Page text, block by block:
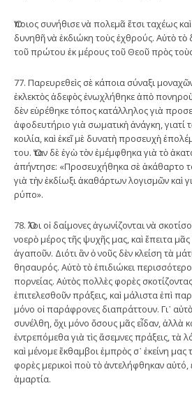
Ὅποιος συνήθισε νὰ πολεμᾶ ἔτσι ταχέως
δυνηθῆ νὰ ἐκδιώκη τοὺς ἐχθρούς. Αὐτὸ τὸ
τοῦ πρώτου ἐκ μέρους τοῦ Θεοῦ πρὸς
77. Παρευρεθεὶς σὲ κάποια σύναξι
ἐκλεκτὸς ἀδεφὸς ἐνωχλήθηκε ἀπὸ
δὲν εὑρέθηκε τόπος κατάλληλος γιὰ
ἀφοδευτήριο γιὰ σωματικὴ ἀνάγκη, γιατί
κοιλία, καὶ ἐκεῖ μὲ δυνατὴ προσευχὴ
του. Ὅταν δὲ ἐγὼ τὸν ἐμέμφθηκα γιὰ τὸ
ἀπήντησε: «Προσευχήθηκα σὲ ἀκάθαρτο
γιὰ τὴν ἐκδίωξι ἀκαθάρτων λογισμῶν καὶ
ρύπο».
78. Ὅλοι οἱ δαίμονες ἀγωνίζονται νὰ
νοερὸ μέρος τῆς ψυχῆς μας, καὶ ἔπειτα
ἀγαποῦν. Διότι ἂν ὁ νοῦς δὲν κλείση τὰ
θησαυρός. Αὐτὸ τὸ ἐπιδιώκει
πορνείας. Αὐτὸς πολλὲς φορὲς
ἐπιτελεσθοῦν πράξεις, καὶ μάλιστα ἐπὶ
μόνο οἱ παράφρονες διαπράττουν. Γι᾿
συνέλθη, ὄχι μόνο ὅσους μᾶς εἶδαν, ἀλλὰ
ἐντρεπόμεθα γιὰ τὶς ἄσεμνες πράξεις, τὰ
καὶ μένομε ἔκθαμβοι ἐμπρὸς σ᾿ ἐκείνη
φορὲς μερικοὶ ποὺ τὸ ἀντελήφθηκαν
ἁμαρτία.